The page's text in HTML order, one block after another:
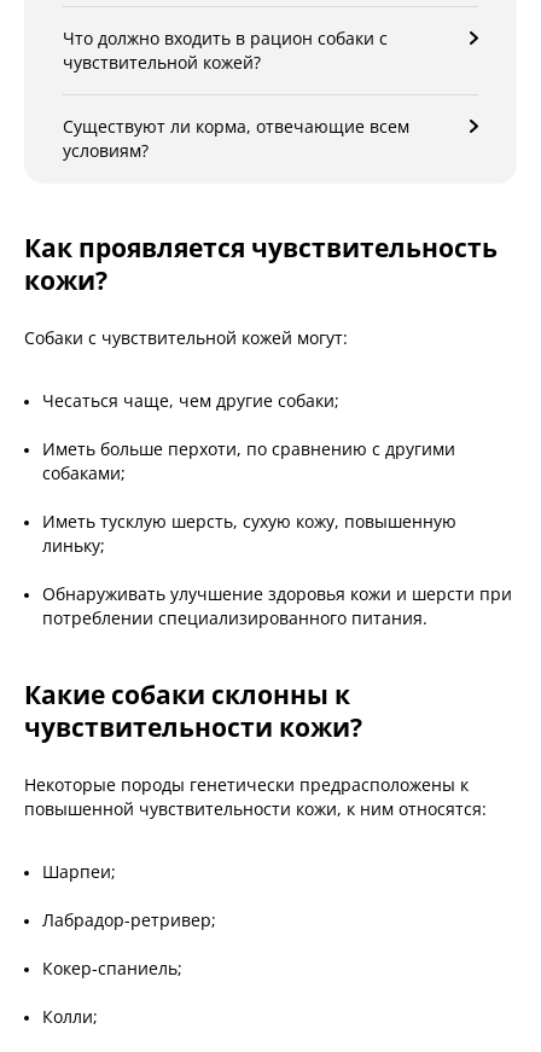
Что должно входить в рацион собаки с
чувствительной кожей?
Существуют ли корма, отвечающие всем
условиям?
Как проявляется чувствительность
кожи?
Собаки с чувствительной кожей могут:
Чесаться чаще, чем другие собаки;
Иметь больше перхоти, по сравнению с другими
собаками;
Иметь тусклую шерсть, сухую кожу, повышенную
линьку;
Обнаруживать улучшение здоровья кожи и шерсти при
потреблении специализированного питания.
Какие собаки склонны к
чувствительности кожи?
Некоторые породы генетически предрасположены к
повышенной чувствительности кожи, к ним относятся:
Шарпеи;
Лабрадор-ретривер;
Кокер-спаниель;
Колли;